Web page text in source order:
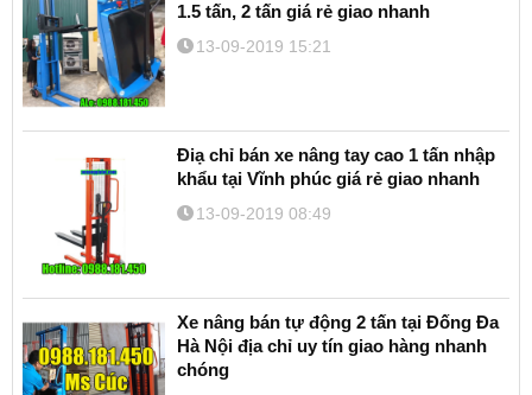
1.5 tấn, 2 tấn giá rẻ giao nhanh
13-09-2019 15:21
Điạ chỉ bán xe nâng tay cao 1 tấn nhập
khẩu tại Vĩnh phúc giá rẻ giao nhanh
13-09-2019 08:49
Xe nâng bán tự động 2 tấn tại Đống Đa
Hà Nội địa chỉ uy tín giao hàng nhanh
chóng